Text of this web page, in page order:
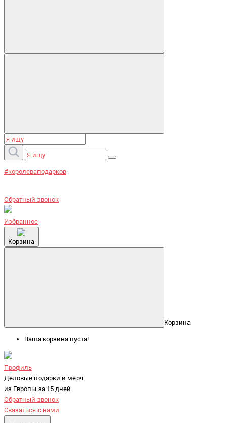
#королеваподарков
Обратный звонок
Избранное
Корзина
Корзина
Ваша корзина пуста!
Профиль
Деловые подарки и мерч
из Европы за 15 дней
Обратный звонок
Связаться с нами